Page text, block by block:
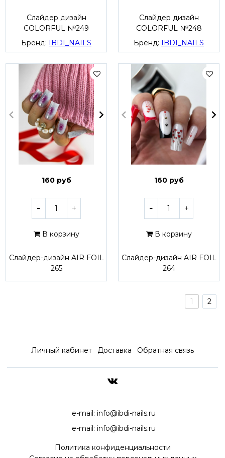
Слайдер дизайн
COLORFUL №249
Бренд: IBDI_NAILS
Слайдер дизайн
COLORFUL №248
Бренд: IBDI_NAILS
160 руб
В корзину
Слайдер-дизайн AIR FOIL
265
160 руб
В корзину
Слайдер-дизайн AIR FOIL
264
1 2
Личный кабинет Доставка Обратная связь
e-mail: info@ibdi-nails.ru
e-mail: info@ibdi-nails.ru
Политика конфиденциальности